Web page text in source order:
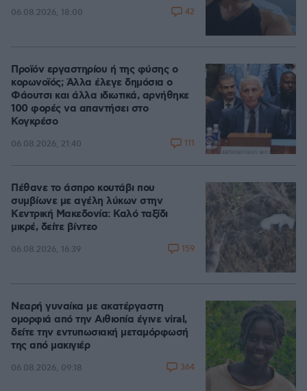
06.08.2026, 18:00 42
Προϊόν εργαστηρίου ή της φύσης ο
κορωνοϊός; Άλλα έλεγε δημόσια ο
Φάουτσι και άλλα ιδιωτικά, αρνήθηκε
100 φορές να απαντήσει στο
Κογκρέσο
06.08.2026, 21:40 111
Πέθανε το άσπρο κουτάβι που
συμβίωνε με αγέλη λύκων στην
Κεντρική Μακεδονία: Καλό ταξίδι
μικρέ, δείτε βίντεο
06.08.2026, 16:39 159
Νεαρή γυναίκα με ακατέργαστη
ομορφιά από την Αιθιοπία έγινε viral,
δείτε την εντυπωσιακή μεταμόρφωσή
της από μακιγιέρ
06.08.2026, 09:18 364